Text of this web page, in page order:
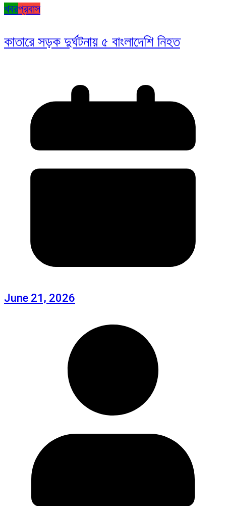
খবরপ্রবাস
কাতারে সড়ক দুর্ঘটনায় ৫ বাংলাদেশি নিহত
June 21, 2026